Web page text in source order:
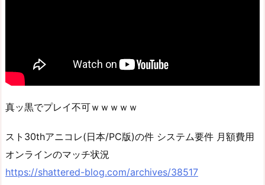
真ッ黒でプレイ不可ｗｗｗｗｗ
スト30thアニコレ(日本/PC版)の件 システム要件 月額費用
オンラインのマッチ状況
https://shattered-blog.com/archives/38517